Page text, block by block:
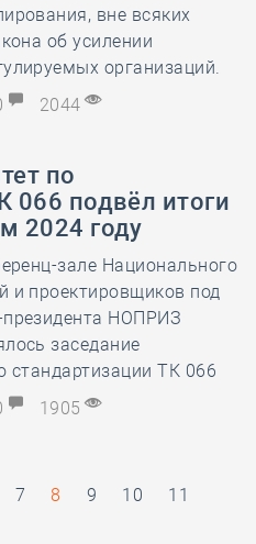
вне всяких
об усилении
организаций.
2044
по
066 подвёл итоги
2024 году
зале Национального
и проектировщиков под
президента НОПРИЗ
заседание
стандартизации ТК 066
1905
7 8 9 10
11